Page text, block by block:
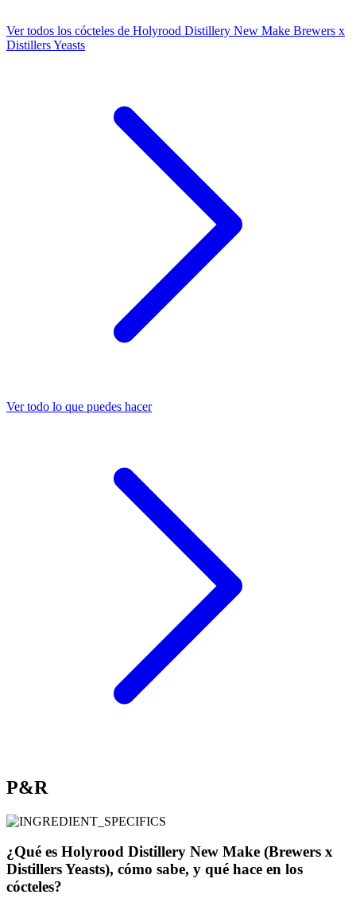
Ver todos los cócteles de Holyrood Distillery New Make Brewers x
Distillers Yeasts
Ver todo lo que puedes hacer
P&R
¿Qué es Holyrood Distillery New Make (Brewers x
Distillers Yeasts), cómo sabe, y qué hace en los
cócteles?